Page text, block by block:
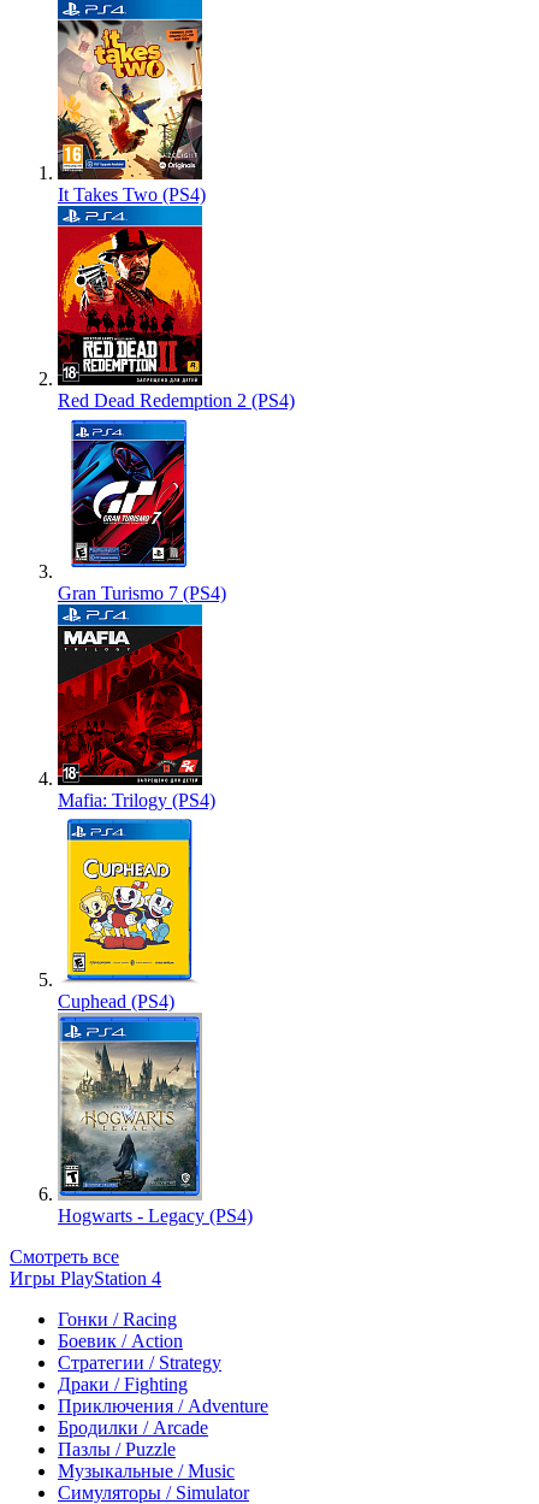
It Takes Two (PS4)
Red Dead Redemption 2 (PS4)
Gran Turismo 7 (PS4)
Mafia: Trilogy (PS4)
Cuphead (PS4)
Hogwarts - Legacy (PS4)
Смотреть все
Игры PlayStation 4
Гонки / Racing
Боевик / Action
Стратегии / Strategy
Драки / Fighting
Приключения / Adventure
Бродилки / Arcade
Пазлы / Puzzle
Музыкальные / Music
Симуляторы / Simulator